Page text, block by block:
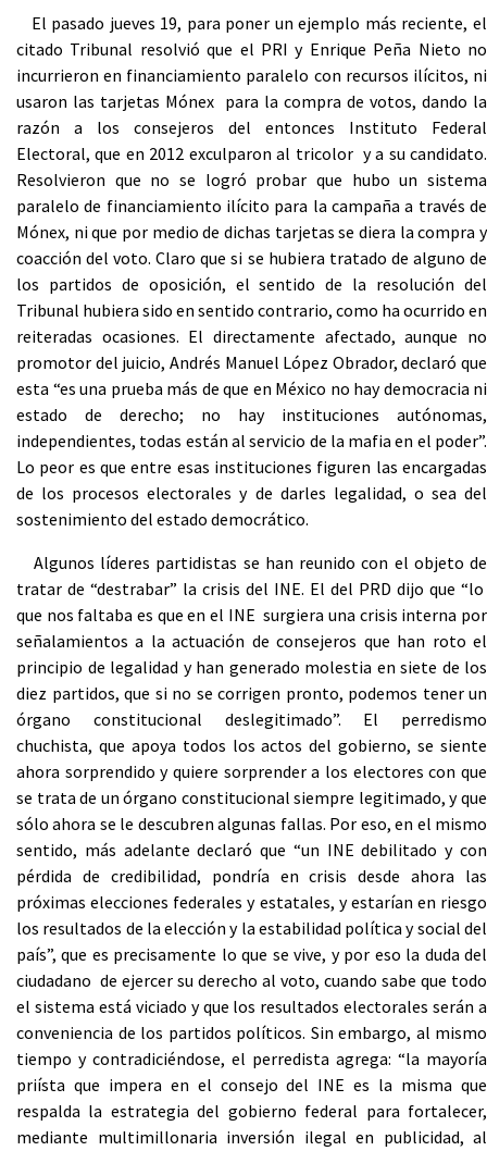
El pasado jueves 19, para poner un ejemplo más reciente, el
citado Tribunal resolvió que el PRI y Enrique Peña Nieto no
incurrieron en financiamiento paralelo con recursos ilícitos, ni
usaron las tarjetas Mónex para la compra de votos, dando la
razón a los consejeros del entonces Instituto Federal
Electoral, que en 2012 exculparon al tricolor y a su candidato.
Resolvieron que no se logró probar que hubo un sistema
paralelo de financiamiento ilícito para la campaña a través de
Mónex, ni que por medio de dichas tarjetas se diera la compra y
coacción del voto. Claro que si se hubiera tratado de alguno de
los partidos de oposición, el sentido de la resolución del
Tribunal hubiera sido en sentido contrario, como ha ocurrido en
reiteradas ocasiones. El directamente afectado, aunque no
promotor del juicio, Andrés Manuel López Obrador, declaró que
esta “es una prueba más de que en México no hay democracia ni
estado de derecho; no hay instituciones autónomas,
independientes, todas están al servicio de la mafia en el poder”.
Lo peor es que entre esas instituciones figuren las encargadas
de los procesos electorales y de darles legalidad, o sea del
sostenimiento del estado democrático.
Algunos líderes partidistas se han reunido con el objeto de
tratar de “destrabar” la crisis del INE. El del PRD dijo que “lo
que nos faltaba es que en el INE surgiera una crisis interna por
señalamientos a la actuación de consejeros que han roto el
principio de legalidad y han generado molestia en siete de los
diez partidos, que si no se corrigen pronto, podemos tener un
órgano constitucional deslegitimado”. El perredismo
chuchista, que apoya todos los actos del gobierno, se siente
ahora sorprendido y quiere sorprender a los electores con que
se trata de un órgano constitucional siempre legitimado, y que
sólo ahora se le descubren algunas fallas. Por eso, en el mismo
sentido, más adelante declaró que “un INE debilitado y con
pérdida de credibilidad, pondría en crisis desde ahora las
próximas elecciones federales y estatales, y estarían en riesgo
los resultados de la elección y la estabilidad política y social del
país”, que es precisamente lo que se vive, y por eso la duda del
ciudadano de ejercer su derecho al voto, cuando sabe que todo
el sistema está viciado y que los resultados electorales serán a
conveniencia de los partidos políticos. Sin embargo, al mismo
tiempo y contradiciéndose, el perredista agrega: “la mayoría
priísta que impera en el consejo del INE es la misma que
respalda la estrategia del gobierno federal para fortalecer,
mediante multimillonaria inversión ilegal en publicidad, al